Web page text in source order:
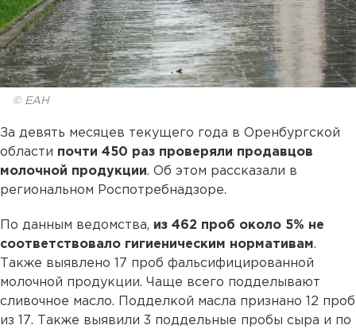
© ЕАН
За девять месяцев текущего года в Оренбургской
области почти 450 раз проверяли продавцов
молочной продукции. Об этом рассказали в
региональном Роспотребнадзоре.
По данным ведомства, из 462 проб около 5% не
соответствовало гигиеническим нормативам.
Также выявлено 17 проб фальсифицированной
молочной продукции. Чаще всего подделывают
сливочное масло. Подделкой масла признано 12 проб
из 17. Также выявили 3 поддельные пробы сыра и по